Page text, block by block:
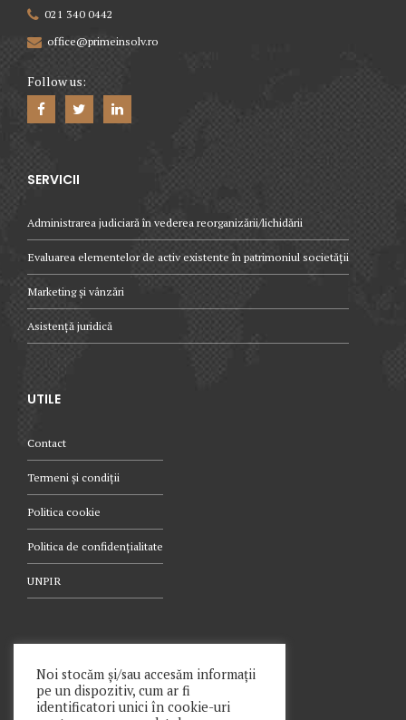
021 340 0442
office@primeinsolv.ro
Follow us:
SERVICII
Administrarea judiciară în vederea reorganizării/lichidării
Evaluarea elementelor de activ existente în patrimoniul societății
Marketing și vânzări
Asistență juridică
UTILE
Contact
Termeni și condiții
Politica cookie
Politica de confidențialitate
UNPIR
021.340.0442
Noi stocăm și/sau accesăm informații
pe un dispozitiv, cum ar fi
identificatori unici în cookie-uri